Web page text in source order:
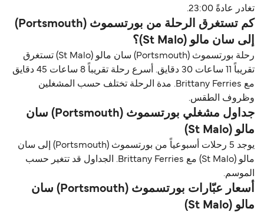
تغادر عادةً 23:00.
كم تستغرق الرحلة من بورتسموث (Portsmouth)
إلى سان مالو (St Malo)؟
رحلة بورتسموث (Portsmouth) سان مالو (St Malo) تستغرق
تقريباً 11 ساعات 30 دقايق. أسرع رحلة تقريباً 8 ساعات 45 دقايق
مع Brittany Ferries. مدة الرحلة تختلف حسب المشغلين
وظروف الطقس.
جداول مشغلي بورتسموث (Portsmouth) سان
مالو (St Malo)
يوجد 5 رحلات أسبوعياً من بورتسموث (Portsmouth) إلى سان
مالو (St Malo) مع Brittany Ferries. الجداول قد تتغير حسب
الموسم.
أسعار عبّارات بورتسموث (Portsmouth) سان
مالو (St Malo)